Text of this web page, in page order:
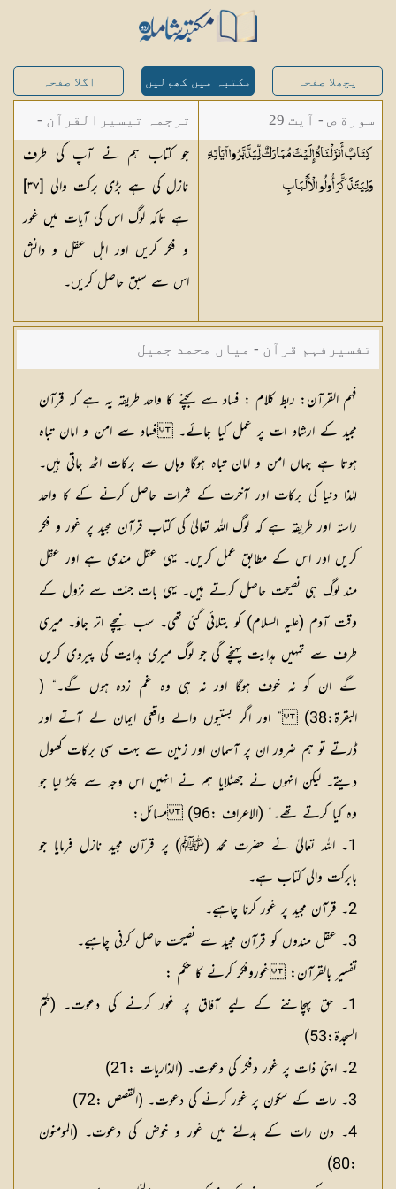
پچھلا صفحہ مکتبہ میں کھولیں اگلا صفحہ
سورة ص - آیت 29
كِتَابٌ أَنزَلْنَاهُ إِلَيْكَ مُبَارَكٌ لِّيَدَّبَّرُوا آيَاتِهِ
وَلِيَتَذَكَّرَ أُولُوالْأَلْبَابِ
ترجمہ تیسیرالقرآن -
مولانا عبد الرحمن
کیلانی
جو کتاب ہم نے آپ کی طرف
نازل کی ہے بڑی برکت والی [٣٧]
ہے تاکہ لوگ اس کی آیات میں غور
و فکر کریں اور اہل عقل و دانش
اس سے سبق حاصل کریں۔
تفسیرفہم قرآن - میاں محمد جمیل
فہم القرآن: ربط کلام : فساد سے بچنے کا واحد طریقہ یہ ہے کہ قرآن
مجید کے ارشاد ات پر عمل کیا جائے۔ فساد سے امن و امان تباہ
ہوتا ہے جہاں امن و امان تباہ ہوگا وہاں سے برکات اٹھ جاتی ہیں۔
لہٰذا دنیا کی برکات اور آخرت کے ثمرات حاصل کرنے کے کا واحد
راستہ اور طریقہ ہے کہ لوگ اللہ تعالیٰ کی کتاب قرآن مجید پر غور و فکر
کریں اور اس کے مطابق عمل کریں۔ یہی عقل مندی ہے اور عقل
مند لوگ ہی نصیحت حاصل کرتے ہیں۔ یہی بات جنت سے نزول کے
وقت آدم (علیہ السلام) کو بتلائی گئی تھی۔ سب نیچے اتر جاؤ۔ میری
طرف سے تمہیں ہدایت پہنچے گی جو لوگ میری ہدایت کی پیروی کریں
گے ان کو نہ خوف ہوگا اور نہ ہی وہ غم زدہ ہوں گے۔“ (
البقرۃ:38) ” اور اگر بستیوں والے واقعی ایمان لے آتے اور
ڈرتے تو ہم ضرور ان پر آسمان اور زمین سے بہت سی برکات کھول
دیتے۔ لیکن انہوں نے جھٹلایا ہم نے انہیں اس وجہ سے پکڑ لیا جو
وہ کیا کرتے تھے۔“ (الاعراف :96)
مسائل:
1۔ اللہ تعالیٰ نے حضرت محمد (ﷺ) پر قرآن مجید نازل فرمایا جو
بابرکت والی کتاب ہے۔
2۔ قرآن مجید پر غور کرنا چاہیے۔
3۔ عقل مندوں کو قرآن مجید سے نصیحت حاصل کرنی چاہیے۔
تفسیر بالقرآن: غوروفکر کرنے کا حکم :
1۔ حق پہچاننے کے لیے آفاق پر غور کرنے کی دعوت۔ (حٰمٓ
السجدۃ:53)
2۔ اپنی ذات پر غور وفکر کی دعوت۔ (الذاریات :21)
3۔ رات کے سکون پر غور کرنے کی دعوت۔ (القصص :72)
4۔ دن رات کے بدلنے میں غور و خوض کی دعوت۔ (المومنون
:80)